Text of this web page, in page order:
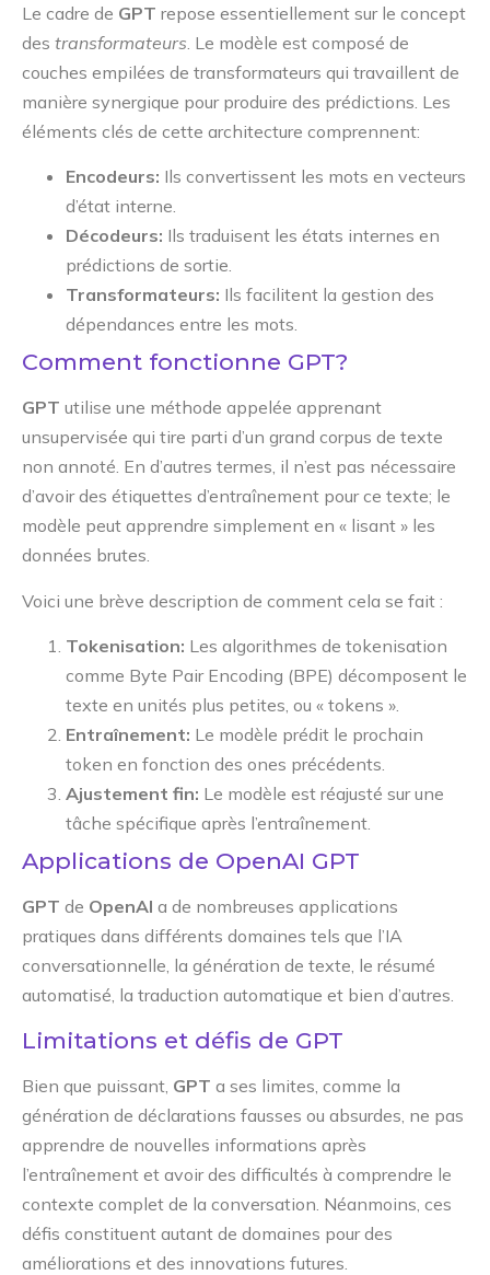
Le cadre de GPT repose essentiellement sur le concept
des transformateurs. Le modèle est composé de
couches empilées de transformateurs qui travaillent de
manière synergique pour produire des prédictions. Les
éléments clés de cette architecture comprennent:
Encodeurs: Ils convertissent les mots en vecteurs
d’état interne.
Décodeurs: Ils traduisent les états internes en
prédictions de sortie.
Transformateurs: Ils facilitent la gestion des
dépendances entre les mots.
Comment fonctionne GPT?
GPT utilise une méthode appelée apprenant
unsupervisée qui tire parti d’un grand corpus de texte
non annoté. En d’autres termes, il n’est pas nécessaire
d’avoir des étiquettes d’entraînement pour ce texte; le
modèle peut apprendre simplement en « lisant » les
données brutes.
Voici une brève description de comment cela se fait :
Tokenisation: Les algorithmes de tokenisation
comme Byte Pair Encoding (BPE) décomposent le
texte en unités plus petites, ou « tokens ».
Entraînement: Le modèle prédit le prochain
token en fonction des ones précédents.
Ajustement fin: Le modèle est réajusté sur une
tâche spécifique après l’entraînement.
Applications de OpenAI GPT
GPT de OpenAI a de nombreuses applications
pratiques dans différents domaines tels que l’IA
conversationnelle, la génération de texte, le résumé
automatisé, la traduction automatique et bien d’autres.
Limitations et défis de GPT
Bien que puissant, GPT a ses limites, comme la
génération de déclarations fausses ou absurdes, ne pas
apprendre de nouvelles informations après
l’entraînement et avoir des difficultés à comprendre le
contexte complet de la conversation. Néanmoins, ces
défis constituent autant de domaines pour des
améliorations et des innovations futures.